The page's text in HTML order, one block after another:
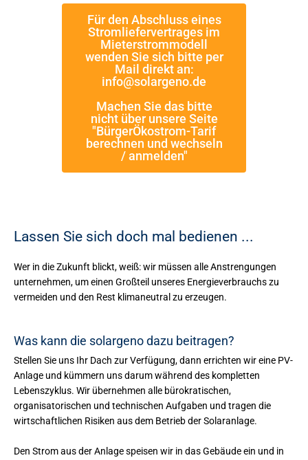
Für den Abschluss eines
Stromliefervertrages im
Mieterstrommodell
wenden Sie sich bitte per
Mail direkt an:
info@solargeno.de
Machen Sie das bitte
nicht über unsere Seite
"BürgerÖkostrom-Tarif
berechnen und wechseln
/ anmelden"
Lassen Sie sich doch mal bedienen ...
Wer in die Zukunft blickt, weiß: wir müssen alle Anstrengungen
unternehmen, um einen Großteil unseres Energieverbrauchs zu
vermeiden und den Rest klimaneutral zu erzeugen.
Was kann die solargeno dazu beitragen?
Stellen Sie uns Ihr Dach zur Verfügung, dann errichten wir eine PV-
Anlage und kümmern uns darum während des kompletten
Lebenszyklus. Wir übernehmen alle bürokratischen,
organisatorischen und technischen Aufgaben und tragen die
wirtschaftlichen Risiken aus dem Betrieb der Solaranlage.
Den Strom aus der Anlage speisen wir in das Gebäude ein und in